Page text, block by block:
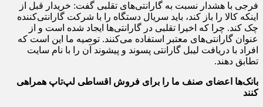
فرجی با هشدار نسبت به گارانتی‌های تقلبی گفت: خریدار قبل از
اینکه کالا را باز کند، باید سریال دستگاه را با شرکت گارانتی‌کننده
چک کند. چرا که اخیرا تقلبی در گارانتی‌ها ایجاد شده است و از
عنوان گارانتی‌های معتبر استفاده می‌کنند. توصیه ما این است که
افراد با دریافت لیبل گارانتی پسوند و پیشوند آن را با نام سایت
تطابق دهند.
بانک‌ها اعضای صنف ما را برای فروش اقساطی لپ‌تاپ همراهی
کنند